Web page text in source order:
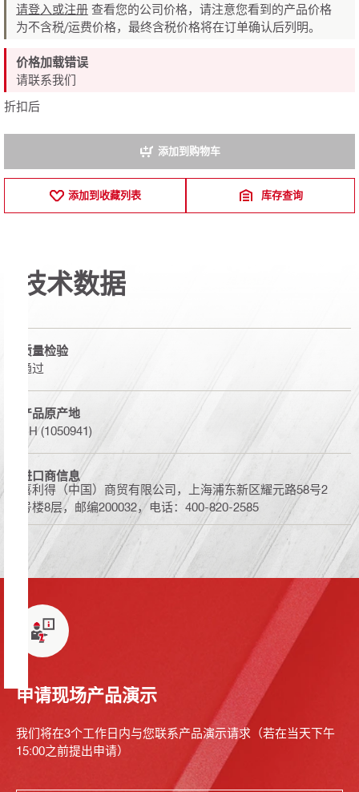
请登入或注册 查看您的公司价格，请注意您看到的产品价格
为不含税/运费价格，最终含税价格将在订单确认后列明。
折扣后
价格加载错误
请联系我们
添加到购物车
添加到收藏列表 库存查询
技术数据
质量检验
通过
产品原产地
CH (1050941)
进口商信息
喜利得（中国）商贸有限公司，上海浦东新区耀元路58号2
号楼8层，邮编200032，电话：400-820-2585
申请现场产品演示
我们将在3个工作日内与您联系产品演示请求（若在当天下午
15:00之前提出申请）